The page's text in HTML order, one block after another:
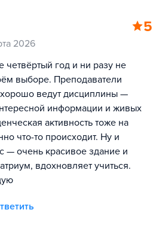
5
2026
четвёртый год и ни разу не
выборе. Преподаватели
хорошо ведут дисциплины —
информации и живых
активность тоже на
что-то происходит. Ну и
— очень красивое здание и
вдохновляет учиться.